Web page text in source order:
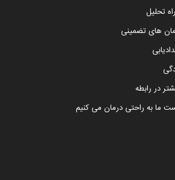
تحلیل
های تضمینی
در رابطه
ما به راحتی درمان می کنیم